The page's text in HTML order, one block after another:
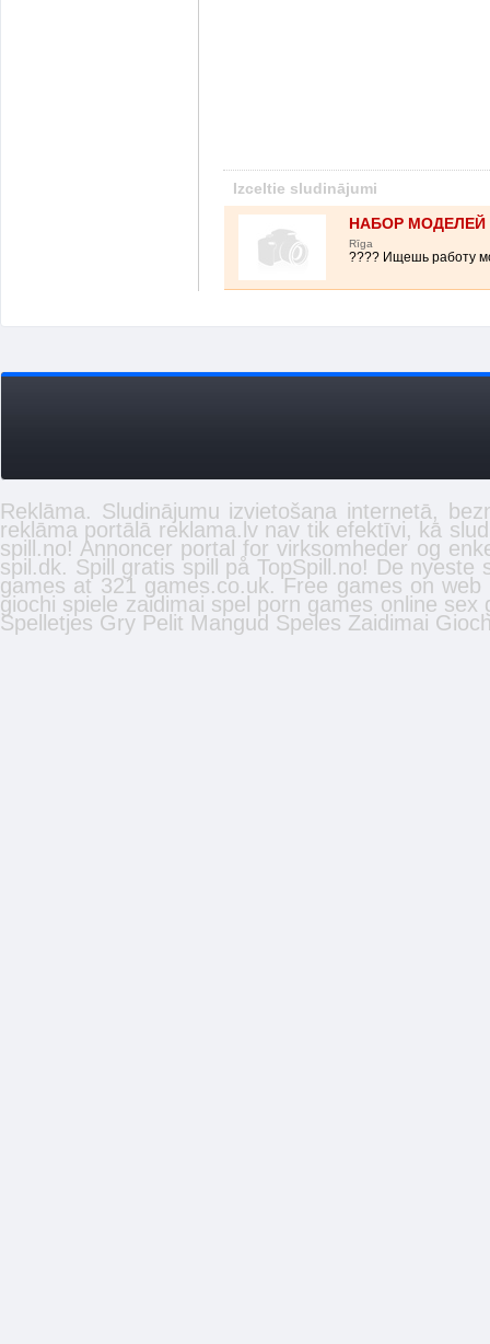
Izceltie sludinājumi
НАБОР МОДЕЛЕЙ
Rīga
???? Ищешь работу
Reklāma. Sludinājumu izvietošana internetā,
reklāma portālā reklama.lvnav tik efektīvi, kā
spill.no! Annoncer portal for virksomheder og
spil.dk. Spill gratisspill på TopSpill.no! De
games at 321 games.co.uk. Free games on web
giochi spiele zaidimai spel porn games online sex
Spelletjes Gry Pelit Mangud Speles Zaidimai